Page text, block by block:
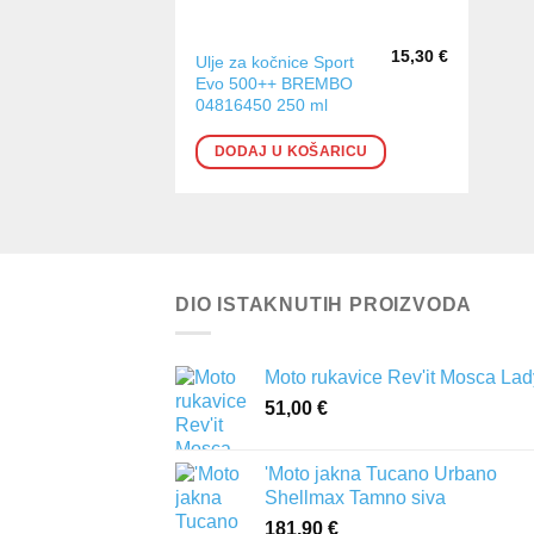
Ulje za kočnice Sport
Evo 500++ BREMBO
04816450 250 ml
15,30€
DODAJ U KOŠARICU
DIO ISTAKNUTIH PROIZVODA
Moto rukavice Rev'it Mosca
51,00 €
'Moto jakna Tucano Urbano
Shellmax Tamno siva
181,90 €